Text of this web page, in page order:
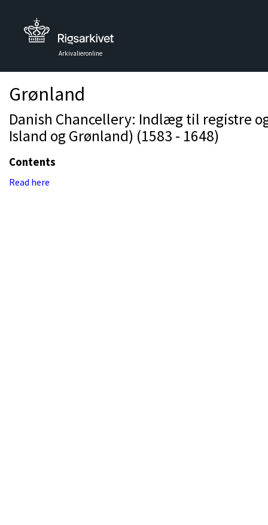
Arkivalieronline
Grønland
Danish Chancellery: Indlæg til registre
Island og Grønland) (1583 - 1648)
Contents
Read here